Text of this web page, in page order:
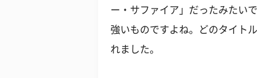
ー・サファイア」だったみたい
強いものですよね。どのタイト
れました。